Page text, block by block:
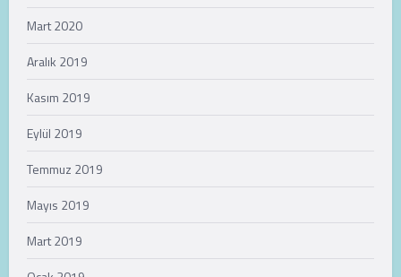
Mart 2020
Aralık 2019
Kasım 2019
Eylül 2019
Temmuz 2019
Mayıs 2019
Mart 2019